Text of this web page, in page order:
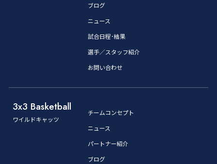
ブログ
ニュース
試合日程･結果
選手／スタッフ紹介
お問い合わせ
3x3 Basketball
ワイルドキャッツ
チームコンセプト
ニュース
パートナー紹介
ブログ